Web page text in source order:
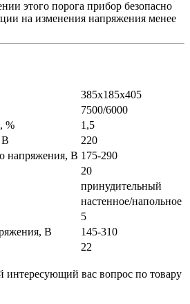
этого порога прибор безопасно
на изменения напряжения менее
385х185х405
7500/6000
%
1,5
В
220
напряжения, В 175-290
20
принудительный
настенное/напольное
5
В
145-310
22
интересующий вас вопрос по товару